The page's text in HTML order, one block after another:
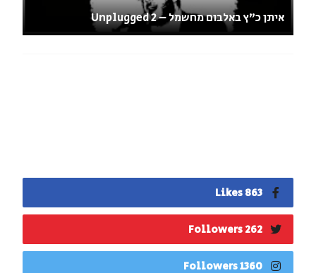
איתן כ"ץ באלבום מחשמל – Unplugged 2
863 Likes
262 Followers
1360 Followers